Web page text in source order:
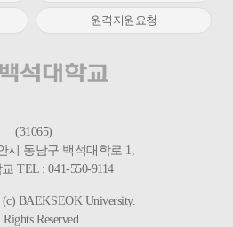
원격지원요청
(31065)
시 동남구 백석대학로 1,
TEL : 041-550-9114
BAEKSEOK University.
Reserved.